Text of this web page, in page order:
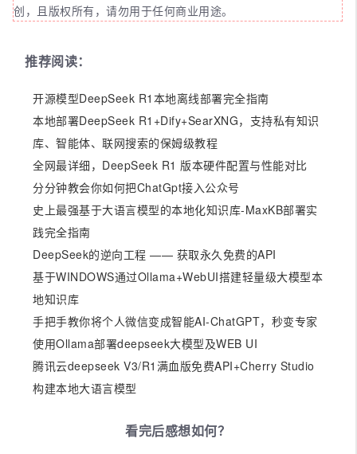
创，且版权所有，请勿用于任何商业用途。
推荐阅读：
开源模型DeepSeek R1本地离线部署完全指南
本地部署DeepSeek R1+Dify+SearXNG，支持私有知识
库、智能体、联网搜索的保姆级教程
全网最详细，DeepSeek R1 版本硬件配置与性能对比
分分钟教会你如何把ChatGpt接入公众号
史上最强基于大语言模型的本地化知识库-MaxKB部署实
践完全指南
DeepSeek的逆向工程 —— 获取永久免费的API
基于WINDOWS通过Ollama+WebUI搭建轻量级大模型本
地知识库
手把手教你将个人微信变成智能AI-ChatGPT，秒变专家
使用Ollama部署deepseek大模型及WEB UI
腾讯云deepseek V3/R1满血版免费API+Cherry Studio
构建本地大语言模型
看完后感想如何？